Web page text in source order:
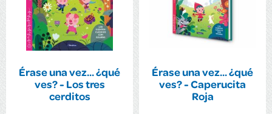
Érase una vez... ¿qué
ves? - Los tres
cerditos
Érase una vez... ¿qué
ves? - Caperucita
Roja